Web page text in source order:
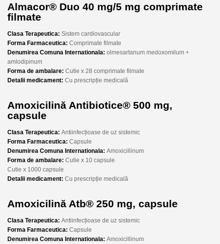
Almacor® Duo 40 mg/5 mg comprimate
filmate
Clasa Terapeutica: Sistem cardiovascular
Forma Farmaceutica: Comprimate filmate
Denumirea Comuna Internationala: olmesartanum medoxomilum +
amlodipinum
Forma de ambalare: Cutie x 28 comprimate filmate
Detalii medicament: Cu prescripție medicală
Amoxicilină Antibiotice® 500 mg,
capsule
Clasa Terapeutica: Antiinfecțioase de uz sistemic
Forma Farmaceutica: Capsule
Denumirea Comuna Internationala: Amoxicillinum
Forma de ambalare: Cutie x 10 capsule
Cutie x 1000 capsule
Detalii medicament: Cu prescripție medicală
Amoxicilină Atb® 250 mg, capsule
Clasa Terapeutica: Antiinfecțioase de uz sistemic
Forma Farmaceutica: Capsule
Denumirea Comuna Internationala: Amoxicillinum